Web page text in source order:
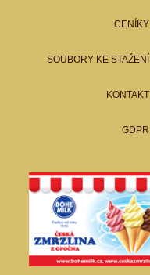
CENÍKY
SOUBORY KE STAŽENÍ
KONTAKT
GDPR